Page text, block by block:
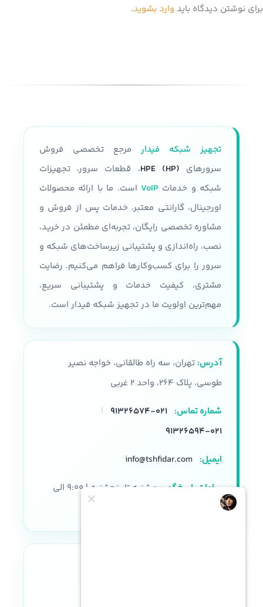
برای نوشتن دیدگاه باید وارد بشوید.
تجهیز شبکه فیدار مرجع تخصصی فروش
سرورهای HPE (HP)، قطعات سرور، تجهیزات
شبکه و خدمات VoIP است. ما با ارائه محصولات
اورجینال، گارانتی معتبر، خدمات پس از فروش و
مشاوره تخصصی رایگان، تجربه‌ای مطمئن در خرید،
نصب، راه‌اندازی و پشتیبانی زیرساخت‌های شبکه و
سرور را برای کسب‌وکارها فراهم می‌کنیم. رضایت
مشتری، کیفیت خدمات و پشتیبانی سریع،
مهم‌ترین اولویت ما در تجهیز شبکه فیدار است.
آدرس: تهران، سه راه طالقانی، خواجه نصیر
طوسی، پلاک ۲۶۴، واحد ۲ غربی
شماره تماس: ۰۲۱-۹۱۳۲۶۵۷۴
|
۰۲۱-۹۱۳۲۶۵۹۴
ایمیل: info@tshfidar.com
ساعات پاسخگویی:
شنبه تا پنجشنبه | ۹:۰۰ الی
۱۸:۰۰